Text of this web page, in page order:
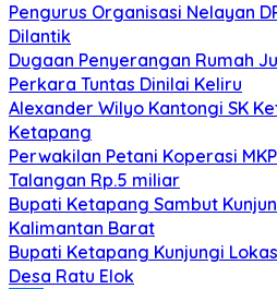
Pengurus Organisasi Nelayan
Dilantik
Dugaan Penyerangan Rumah
Perkara Tuntas Dinilai Keliru
Alexander Wilyo Kantongi SK
Ketapang
Perwakilan Petani Koperasi
Talangan Rp.5 miliar
Bupati Ketapang Sambut
Kalimantan Barat
Bupati Ketapang Kunjungi
Desa Ratu Elok